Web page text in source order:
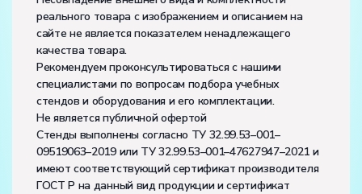
реального товара с изображением и описанием на
сайте не является показателем ненадлежащего
качества товара.
Рекомендуем проконсультироваться с нашими
специалистами по вопросам подбора учебных
стендов и оборудования и его комплектации.
Не является публичной офертой
Стенды выполнены согласно ТУ 32.99.53–001–
09519063–2019 или ТУ 32.99.53–001–47627947–2021 и
имеют соответствующий сертификат производителя
ГОСТ Р на данный вид продукции и сертификат